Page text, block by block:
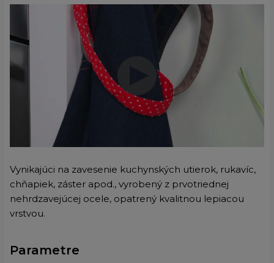
Vynikajúci na zavesenie kuchynských utierok, rukavíc,
chňapiek, záster apod., vyrobený z prvotriednej
nehrdzavejúcej ocele, opatrený kvalitnou lepiacou
vrstvou.
Parametre